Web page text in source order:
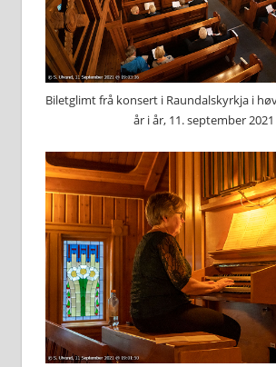
Biletglimt frå konsert i Raundalskyrkja i
år i år, 11. september 2021